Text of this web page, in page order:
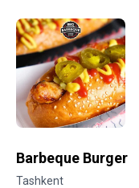
Barbeque Burger
Tashkent